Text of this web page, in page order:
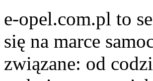
e-opel.com.pl to
się na marce
związane: od